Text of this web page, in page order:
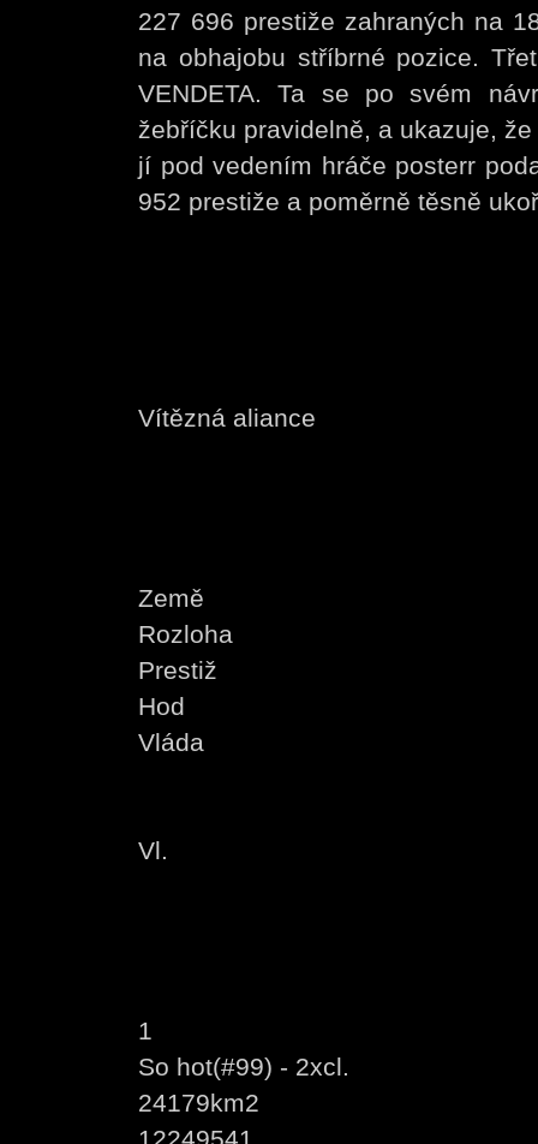
227 696 prestiže zahraných na
na obhajobu stříbrné pozice.
VENDETA. Ta se po svém
žebříčku pravidelně, a ukazuje,
jí pod vedením hráče posterr
952 prestiže a poměrně těsně
Vítězná aliance
Země
Rozloha
Prestiž
Hod
Vláda
Vl.
1
So hot(#99) - 2xcl.
24179km2
12249541